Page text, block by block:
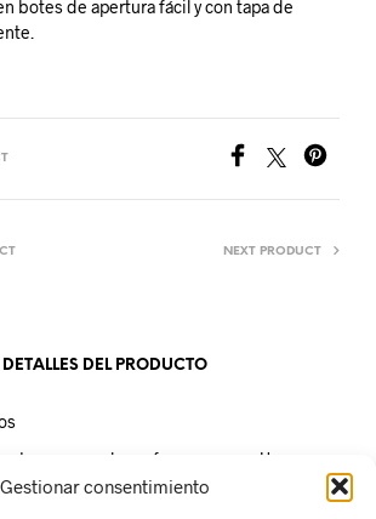
Gestionar consentimiento
botes de apertura fácil y con tapa de
NEXT PRODUCT
DETALLES DEL PRODUCTO
en un lugar fresco y seco. Una vez
refrigerado